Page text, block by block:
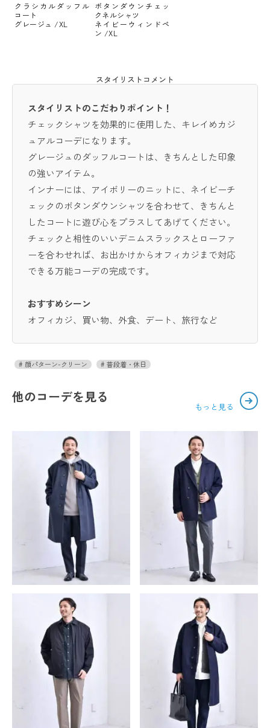
クラシカルダッフル
コート
グレージュ /XL
ボタンダウンチェッ
クネルシャツ
ネイビーウィンドペ
ン /XL
スタイリストコメント
スタイリストのこだわりポイント！
チェックシャツを効果的に使用した、キレイめカジ
ュアルコーデになります。
グレージュのダッフルコートは、きちんとした印象
の強いアイテム。
インナーには、アイボリーのニットに、ネイビーチ
ェックのボタンダウンシャツを合わせて、きちんと
したコートに遊び心をプラスしてあげてください。
チェックと相性のいいデニムスラックスとローファ
ーを合わせれば、お出かけからオフィカジまで対応
できる万能コーデの完成です。
おすすめシーン
オフィカジ、買い物、外食、デート、旅行など
顔パターン-クリーン 普段着・休日
他のコーデを見る
もっと見る